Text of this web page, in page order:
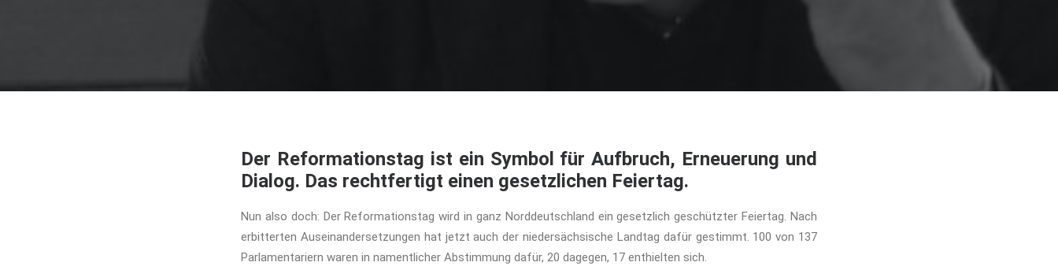
Der Reformationstag ist ein Symbol für Aufbruch, Erneuerung und
Dialog. Das rechtfertigt einen gesetzlichen Feiertag.
Nun also doch: Der Reformationstag wird in ganz Norddeutschland ein gesetzlich geschützter Feiertag. Nach
erbitterten Auseinandersetzungen hat jetzt auch der niedersächsische Landtag dafür gestimmt. 100 von 137
Parlamentariern waren in namentlicher Abstimmung dafür, 20 dagegen, 17 enthielten sich.